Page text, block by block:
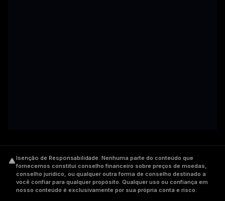
Isenção de Responsabilidade. Nenhuma parte do conteúdo que
fornecemos constitui conselho financeiro sobre preços de moedas,
conselho jurídico, ou qualquer outra forma de conselho destinado a
você confiar para qualquer propósito. Qualquer uso ou confiança em
nosso conteúdo é exclusivamente por sua própria conta e risco.